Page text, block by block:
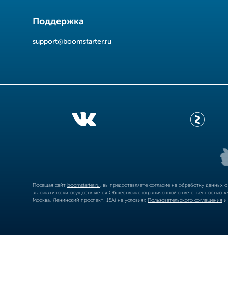
Поддержка
support@boomstarter.ru
Посещая сайт boomstarter.ru , вы предоставляете согласие на обработку
автоматически осуществляется Обществом с ограниченной
Москва, Ленинский проспект, 15А) на условиях Пользовательского соглашения и